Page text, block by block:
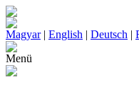
Magyar| English | Deutsch |
Menü